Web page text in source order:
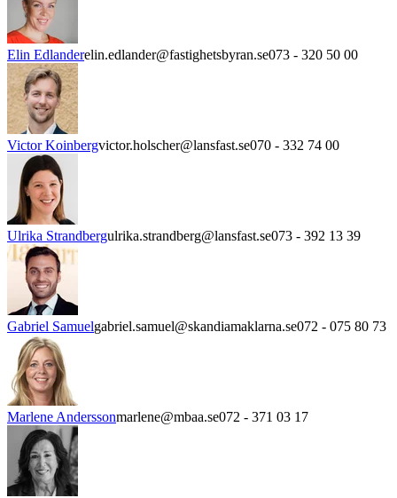
Elin Edlanderelin.edlander@fastighetsbyran.se073 - 320 50 00
Victor Koinbergvictor.holscher@lansfast.se070 - 332 74 00
Ulrika Strandbergulrika.strandberg@lansfast.se073 - 392 13 39
Gabriel Samuelgabriel.samuel@skandiamaklarna.se072 - 075 80 73
Marlene Anderssonmarlene@mbaa.se072 - 371 03 17